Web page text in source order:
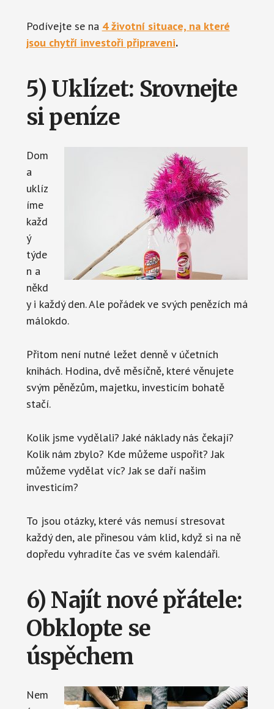
Podívejte se na 4 životní situace, na které
jsou chytří investoři připraveni.
5) Uklízet: Srovnejte
si peníze
Dom
a
uklíz
íme
každ
ý
týde
n a
někd
y i každý den. Ale pořádek ve svých penězích má
málokdo.
Přitom není nutné ležet denně v účetních
knihách. Hodina, dvě měsíčně, které věnujete
svým pěnězům, majetku, investicím bohatě
stačí.
Kolik jsme vydělali? Jaké náklady nás čekají?
Kolik nám zbylo? Kde můžeme uspořit? Jak
můžeme vydělat víc? Jak se daří našim
investicím?
To jsou otázky, které vás nemusí stresovat
každý den, ale přinesou vám klid, když si na ně
dopředu vyhradíte čas ve svém kalendáři.
6) Najít nové přátele:
Obklopte se
úspěchem
Nem